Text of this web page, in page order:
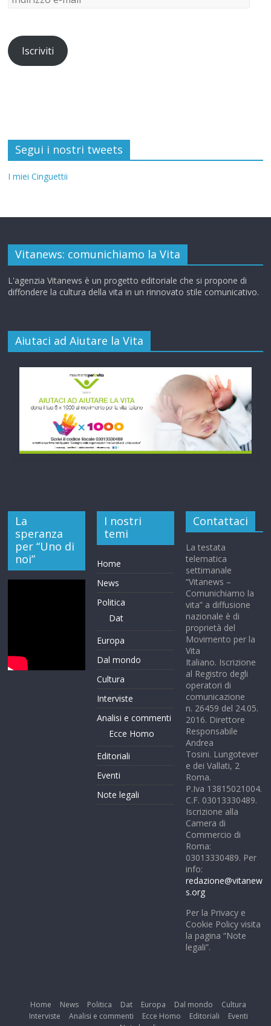
Iscriviti
Segui i nostri tweets
I miei Cinguettii
Vitanews: comunichiamo la Vita
L'agenzia Vitanews è un progetto editoriale che si propone di
diffondere la cultura della vita in un rinnovato stile comunicativo.
Aiutaci ad Aiutare la Vita
La
speranza
per “Uno di
noi”
I nostri
temi
Home
News
Politica
Dat
Europa
Dal mondo
Cultura
Interviste
Analisi e commenti
Ecce Homo
Editoriali
Eventi
Note legali
Contattaci
La testata
telematica
settimanale
“Vitanews –
Comunichiamo la
vita” a diffusione
nazionale è di
proprietà del
Movimento per la
Vita
Italiano. Iscrizione
al Registro degli
operatori di
comunicazione
n. 26459 del 24.05.
2016. Direttore
Responsabile
Andrea
Tosini. Lungotever
e dei Vallati, 2
Roma.
P.Iva 13815021004.
C.F. 03013330489.
Iscrizione alla
Camera di
Commercio di
Roma:
03013330489. Per
info:
redazione@vitanew
s.org
Per la Privacy e
Cookie Policy visita
la pagina “Note
legali”.
Home News Politica Dat Europa Dal mondo
Cultura
Interviste
Analisi e commenti Ecce Homo Editoriali
Eventi